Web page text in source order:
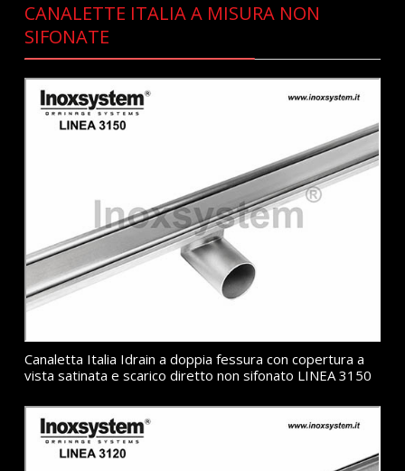
CANALETTE ITALIA A MISURA NON
SIFONATE
Canaletta Italia Idrain a doppia fessura con copertura a
vista satinata e scarico diretto non sifonato LINEA 3150